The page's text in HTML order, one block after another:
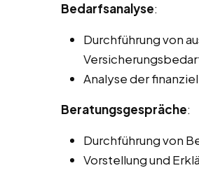
Bedarfsanalyse:
Durchführung von
Analyse der
Beratungsgespräche:
Durchführung von
Vorstellung und